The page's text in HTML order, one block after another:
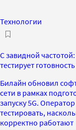
Технологии
С завидной
тестирует готовность
Билайн обновил
сети в рамках
запуску 5G.
тестировать,
корректно работают